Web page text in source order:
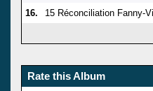
16.
15 Réconciliation Fanny-
Rate this Album